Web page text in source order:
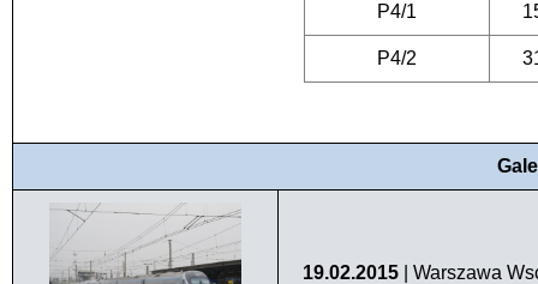
P4/1
P4/2
19.02.2015 | Warszawa